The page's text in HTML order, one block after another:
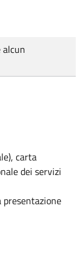
alcun
carta
dei servizi